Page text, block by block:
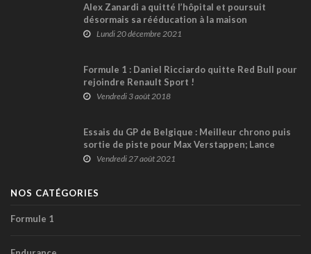
Alex Zanardi a quitté l’hôpital et poursuit
désormais sa rééducation à la maison
Lundi 20 décembre 2021
Formule 1 : Daniel Ricciardo quitte Red Bull pour
rejoindre Renault Sport !
Vendredi 3 août 2018
Essais du GP de Belgique : Meilleur chrono puis
sortie de piste pour Max Verstappen; Lance
Stroll Top 6
Vendredi 27 août 2021
NOS CATÉGORIES
Formule 1